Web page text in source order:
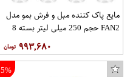
مایع پاک کننده مبل و فرش بمو مدل
FAN2 حجم 250 میلی لیتر بسته 8
۹۹۳,۶۸۰
5%